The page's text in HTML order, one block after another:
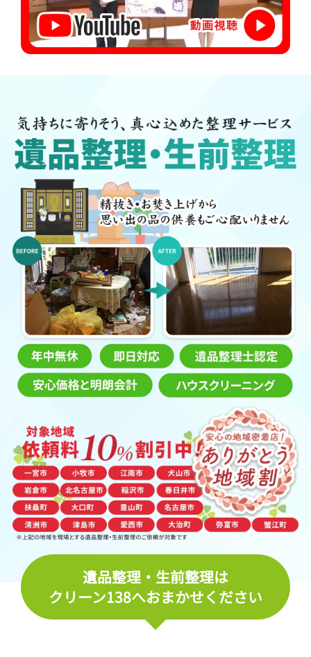
遺品整理・生前整理は
クリーン138へおまかせください